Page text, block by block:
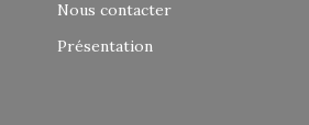
Nous contacter
Présentation